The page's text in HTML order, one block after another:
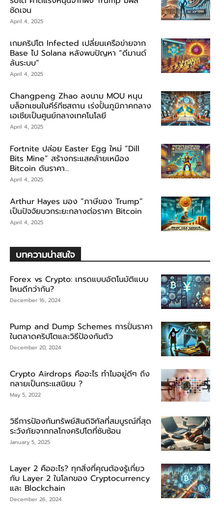
ชัดเจน
April 4, 2025
เกมคริปโต Infected เปลี่ยนเครือข่ายจาก
Base ไป Solana หลังพบปัญหา “ดีมานด์
ล้นระบบ”
April 4, 2025
Changpeng Zhao ลงนาม MOU หนุน
บล็อกเชนในคีร์กีซสถาน เร่งปั้นภูมิภาคกลาง
เอเชียเป็นศูนย์กลางเทคโนโลยี
April 4, 2025
Fortnite ปล่อย Easter Egg ใหม่ “Dill
Bits Mine” สร้างกระแสคล้ายเหมือง
Bitcoin ดันราคา...
April 4, 2025
Arthur Hayes มอง “ภาษีของ Trump”
เป็นปัจจัยบวกระยะกลางต่อราคา Bitcoin
April 4, 2025
บทความน่าสนใจ
Forex vs Crypto: เทรดแบบอัตโนมัติแบบ
ไหนดีกว่ากัน?
December 16, 2024
Pump and Dump Schemes การปั่นราคา
ในตลาดคริปโตและวิธีป้องกันตัว
December 20, 2024
Crypto Airdrops คืออะไร ทำไมอยู่ดีๆ ถึง
กลายเป็นกระแสนิยม ?
May 5, 2022
วิธีการป้องกันทรัพย์สินดิจิทัลที่สมบูรณ์ที่สุด
ระวังภัยจากกลโกงคริปโตที่ซับซ้อน
January 5, 2025
Layer 2 คืออะไร? ทุกสิ่งที่คุณต้องรู้เกี่ยว
กับ Layer 2 ในโลกของ Cryptocurrency
และ Blockchain
December 26, 2024